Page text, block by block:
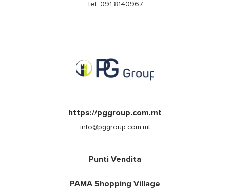
Tel. 091 8140967
https://pggroup.com.mt
info@pggroup.com.mt
Punti Vendita
PAMA Shopping Village